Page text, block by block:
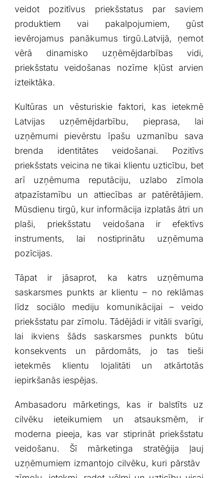
veidot pozitīvus priekšstatus par saviem
produktiem vai pakalpojumiem, gūst
ievērojamus ​panākumus tirgū.Latvijā, ņemot
vērā dinamisko uzņēmējdarbības vidi,
priekšstatu veidošanas ​nozīme kļūst arvien
izteiktāka.
Kultūras​ un vēsturiskie faktori, kas​ ietekmē
Latvijas uzņēmējdarbību, pieprasa, lai
uzņēmumi pievērstu īpašu uzmanību​ sava
brenda identitātes veidošanai. Pozitīvs
priekšstats veicina ne tikai klientu uzticību, bet
arī uzņēmuma ​reputāciju,⁤ uzlabo zīmola
⁤atpazīstamību un attiecības‍ ar patērētājiem.
Mūsdienu tirgū, kur informācija izplatās ātri un⁣
plaši, priekšstatu veidošana ir efektīvs
instruments, lai⁣ nostiprinātu⁤ uzņēmuma⁣
pozīcijas.
Tāpat ir jāsaprot, ka katrs ⁣uzņēmuma
saskarsmes punkts ar‍ klientu – no reklāmas
līdz sociālo‍ mediju komunikācijai – veido
priekšstatu par zīmolu. Tādējādi ir vitāli svarīgi,
lai ikviens šāds saskarsmes punkts būtu
konsekvents⁤ un pārdomāts, ⁢jo tas tieši
ietekmēs klientu lojalitāti un​ atkārtotās
iepirkšanās iespējas.
Ambasadoru ‌mārketings, kas ir balstīts ‍uz
cilvēku ieteikumiem ⁣un atsauksmēm, ir
‌moderna pieeja, ‍kas ​var stiprināt priekšstatu
veidošanu. ​Šī mārketinga stratēģija ļauj
uzņēmumiem izmantojo cilvēku,⁤ kuri pārstāv ​